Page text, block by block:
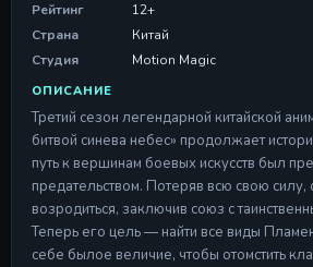
Рейтинг
12+
Страна
Китай
Студия
Motion Magic
ОПИСАНИЕ
Третий сезон легендарной китайской
битвой синева небес» продолжает
путь к вершинам боевых искусств был
предательством. Потеряв всю свою силу,
возродиться, заключив союз с
Теперь его цель — найти все виды
себе былое величие, чтобы отомстить